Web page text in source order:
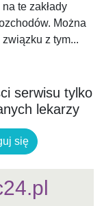
te zakłady
Można
z tym...
serwisu tylko
lekarzy
się